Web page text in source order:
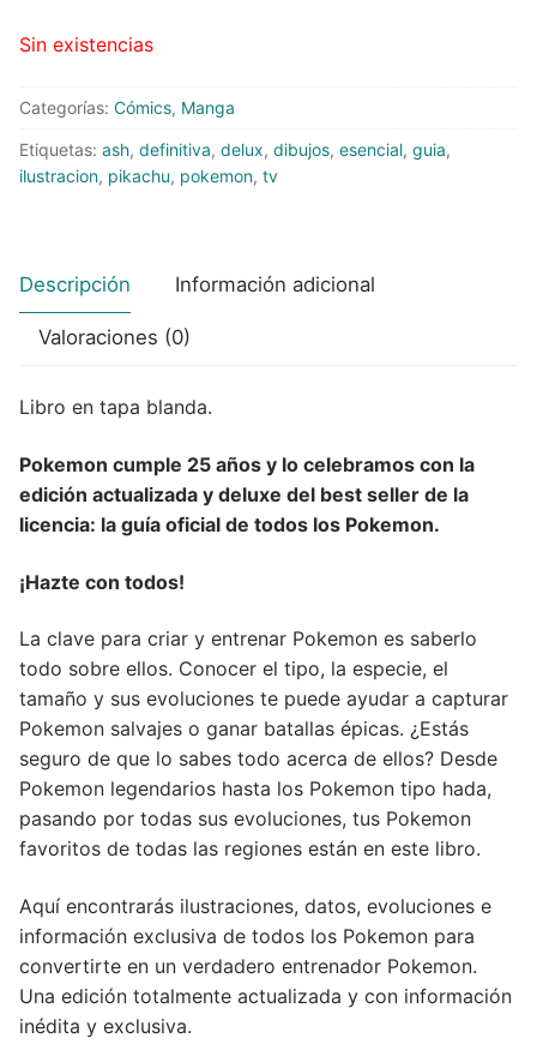
Sin existencias
Categorías: Cómics, Manga
Etiquetas: ash, definitiva, delux, dibujos, esencial, guia,
ilustracion, pikachu, pokemon, tv
Descripción Información adicional
Valoraciones (0)
Libro en tapa blanda.
Pokemon cumple 25 años y lo celebramos con la
edición actualizada y deluxe del best seller de la
licencia: la guía oficial de todos los Pokemon.
¡Hazte con todos!
La clave para criar y entrenar Pokemon es saberlo
todo sobre ellos. Conocer el tipo, la especie, el
tamaño y sus evoluciones te puede ayudar a capturar
Pokemon salvajes o ganar batallas épicas. ¿Estás
seguro de que lo sabes todo acerca de ellos? Desde
Pokemon legendarios hasta los Pokemon tipo hada,
pasando por todas sus evoluciones, tus Pokemon
favoritos de todas las regiones están en este libro.
Aquí encontrarás ilustraciones, datos, evoluciones e
información exclusiva de todos los Pokemon para
convertirte en un verdadero entrenador Pokemon.
Una edición totalmente actualizada y con información
inédita y exclusiva.